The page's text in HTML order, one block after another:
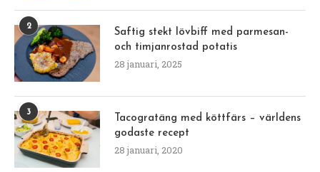
2
Saftig stekt lövbiff med parmesan-
och timjanrostad potatis
28 januari, 2025
3
Tacogratäng med köttfärs – världens
godaste recept
28 januari, 2020